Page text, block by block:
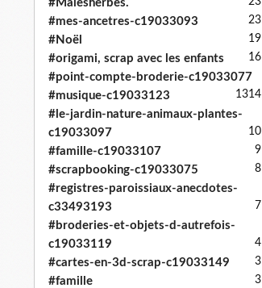
#Malesherbes.
#mes-ancetres-c19033093 23
#Noël 19
#origami, scrap avec les enfants 16
#point-compte-broderie-c19033077
14
#musique-c19033123 13
#le-jardin-nature-animaux-plantes-
c19033097
10
#famille-c19033107 9
#scrapbooking-c19033075 8
#registres-paroissiaux-anecdotes-
c33493193
7
#broderies-et-objets-d-autrefois-
c19033119
4
#cartes-en-3d-scrap-c19033149 3
#famille 3